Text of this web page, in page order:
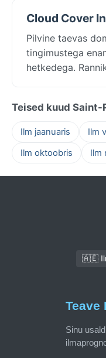
Cloud Cover
Pilvine taevas
tingimustega
hetkedega.
Teised kuud
Ilm jaanuaris Ilm
Ilm oktoobris
Ilm
🇦🇪
Teave
Sinu